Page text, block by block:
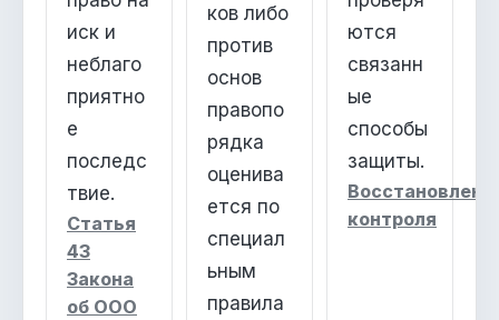
иск и
неблаго
приятно
е
последс
твие.
Статья
43
Закона
об ООО
ков либо
против
основ
правопо
рядка
оценива
ется по
специал
ьным
правила
ются
связанн
ые
способы
защиты.
контроля